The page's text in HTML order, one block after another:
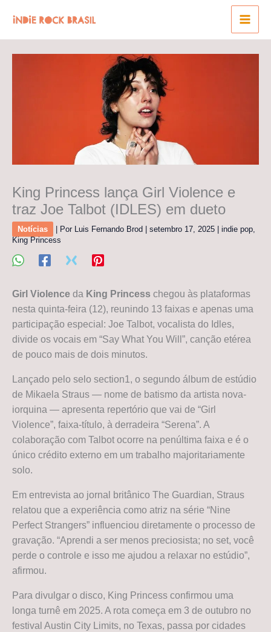
para
o
conteúdo
King Princess lança Girl Violence e
traz Joe Talbot (IDLES) em dueto
Notícias | Por Luis Fernando Brod setembro 17, 2025 indie pop,
King Princess
Girl Violence da King Princess chegou às plataformas
nesta quinta-feira (12), reunindo 13 faixas e apenas uma
participação especial: Joe Talbot, vocalista do Idles,
divide os vocais em “Say What You Will”, canção etérea
de pouco mais de dois minutos.
Lançado pelo selo section1, o segundo álbum de estúdio
de Mikaela Straus — nome de batismo da artista nova-
iorquina — apresenta repertório que vai de “Girl
Violence”, faixa-título, à derradeira “Serena”. A
colaboração com Talbot ocorre na penúltima faixa e é o
único crédito externo em um trabalho majoritariamente
solo.
Em entrevista ao jornal britânico The Guardian, Straus
relatou que a experiência como atriz na série “Nine
Perfect Strangers” influenciou diretamente o processo de
gravação. “Aprendi a ser menos preciosista; no set, você
perde o controle e isso me ajudou a relaxar no estúdio”,
afirmou.
Para divulgar o disco, King Princess confirmou uma
longa turnê em 2025. A rota começa em 3 de outubro no
festival Austin City Limits, no Texas, passa por cidades